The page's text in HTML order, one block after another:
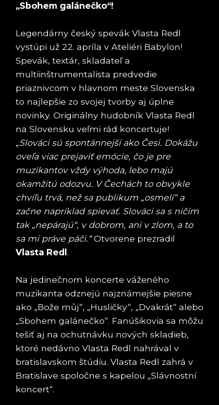
„Sbohem galánečko“!
Legendárny český spevák Vlasta Redl
vystúpi už 22. apríla v Ateliéri Babylon!
Spevák, textár, skladateľ a
multiinštrumentalista predvedie
priaznivcom v hlavnom meste Slovenska
to najlepšie zo svojej tvorby aj úplne
novinky. Originálny hudobník Vlasta Redl
na Slovensku veľmi rád koncertuje!
„Slováci sú spontánnejší ako Česi. Dokážu
oveľa viac prejaviť emócie, čo je pre
muzikantov vždy výhoda, lebo majú
okamžitú odozvu. V Čechách to obvykle
chvíľu trvá, než sa publikum „osmelí“ a
začne napríklad spievať. Slováci sa s ničím
tak „nepárajú“, v dobrom, ani v zlom, a to
sa mi práve páči.“Otvorene prezradil
Vlasta Redl .
Na jedinečnom koncerte váženého
muzikanta odznejú najznámejšie piesne
ako „Bože můj“, „Husličky“, „Dvakrát“ alebo
„Sbohem galánečko“. Fanúšikovia sa môžu
tešiť aj na ochutnávku nových skladieb,
ktoré nedávno Vlasta Redl nahrával v
bratislavskom štúdiu. Vlasta Redl zahrá v
Bratislave spoločne s kapelou „Slávnostní
koncert“.